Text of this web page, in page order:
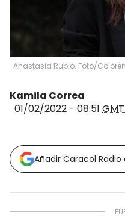
Anastasia Rubio. Foto/
Kamila Correa
01/02/2022 - 08:51
Añadir Caracol Radio